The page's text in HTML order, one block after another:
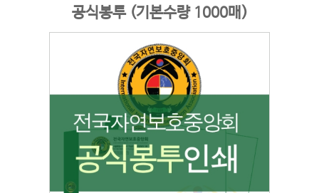
공식봉투 (기본수량 1000매)